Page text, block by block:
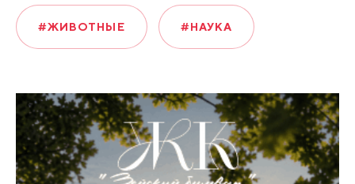
#ЖИВОТНЫЕ #НАУКА